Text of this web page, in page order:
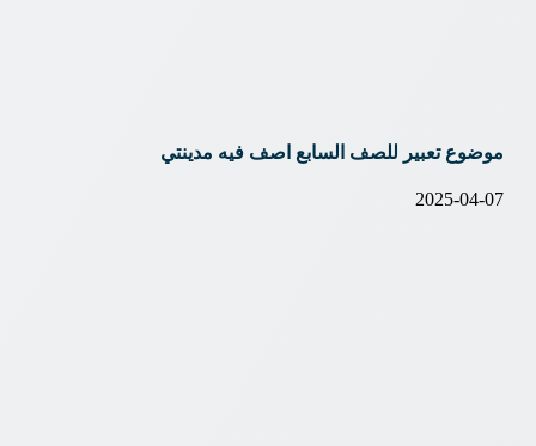
موضوع تعبير للصف السابع اصف فيه مدينتي
2025-04-07